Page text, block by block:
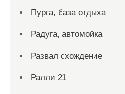
Пурга, база отдыха
Радуга, автомойка
Развал схождение
Ралли 21